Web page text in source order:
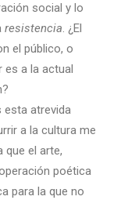
social y lo
resistencia. ¿El
el público, o
es a la actual
esta atrevida
a la cultura me
que el arte,
poética
para la que no